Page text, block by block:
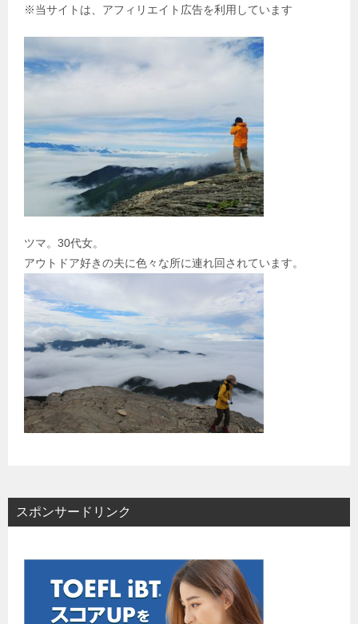
※当サイトは、アフィリエイト広告を利用しています
ツマ。30代女。
アウトドア好きの夫に色々な所に連れ回されています。
スポンサードリンク